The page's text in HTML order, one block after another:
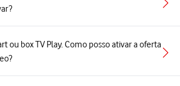
ou box TV Play. Como posso ativar a oferta